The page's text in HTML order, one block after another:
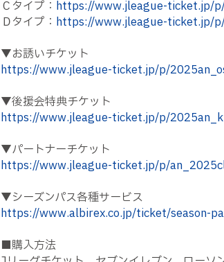
Ｃタイプ： https://www.jleague-ticket.jp/
Ｄタイプ： https://www.jleague-ticket.jp/
▼お誘いチケット
https://www.jleague-ticket.jp/p/
▼後援会特典チケット
https://www.jleague-ticket.jp/p/
▼パートナーチケット
https://www.jleague-ticket.jp/p/
▼シーズンパス各種サービス
https://www.albirex.co.jp/ticket/season-
■購入方法